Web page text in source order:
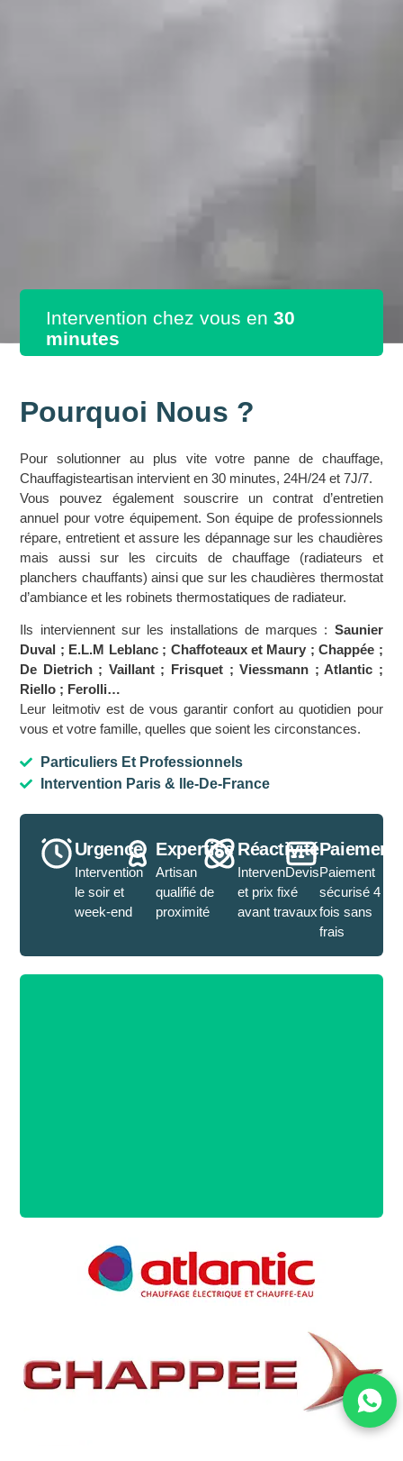
Intervention chez vous en 30
minutes
Pourquoi Nous ?
Pour solutionner au plus vite votre panne de chauffage,
Chauffagisteartisan intervient en 30 minutes, 24H/24 et 7J/7.
Vous pouvez également souscrire un contrat d’entretien
annuel pour votre équipement. Son équipe de professionnels
répare, entretient et assure les dépannage sur les chaudières
mais aussi sur les circuits de chauffage (radiateurs et
planchers chauffants) ainsi que sur les chaudières thermostat
d’ambiance et les robinets thermostatiques de radiateur.
Ils interviennent sur les installations de marques : Saunier
Duval ; E.L.M Leblanc ; Chaffoteaux et Maury ; Chappée ;
De Dietrich ; Vaillant ; Frisquet ; Viessmann ; Atlantic ;
Riello ; Ferolli…
Leur leitmotiv est de vous garantir confort au quotidien pour
vous et votre famille, quelles que soient les circonstances.
Particuliers Et Professionnels
Intervention Paris & Ile-De-France
Urgence
Intervention
le soir et
week-end
Expertise
Artisan
qualifié de
proximité
Réactivité
IntervenDevis
et prix fixé
avant travaux
Paiement
Paiement
sécurisé 4
fois sans
frais